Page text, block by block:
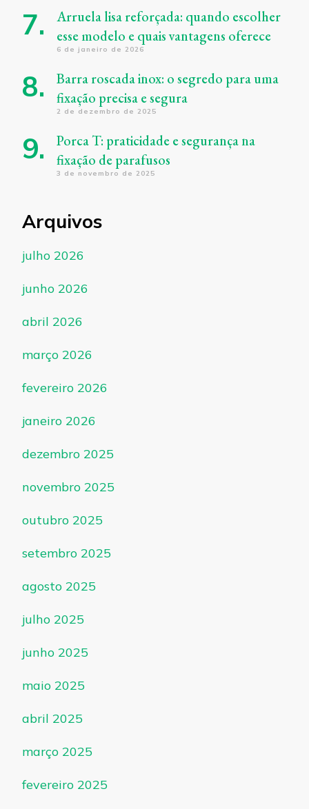
Arruela lisa reforçada: quando escolher
esse modelo e quais vantagens oferece
6 de janeiro de 2026
Barra roscada inox: o segredo para uma
fixação precisa e segura
2 de dezembro de 2025
Porca T: praticidade e segurança na
fixação de parafusos
3 de novembro de 2025
Arquivos
julho 2026
junho 2026
abril 2026
março 2026
fevereiro 2026
janeiro 2026
dezembro 2025
novembro 2025
outubro 2025
setembro 2025
agosto 2025
julho 2025
junho 2025
maio 2025
abril 2025
março 2025
fevereiro 2025